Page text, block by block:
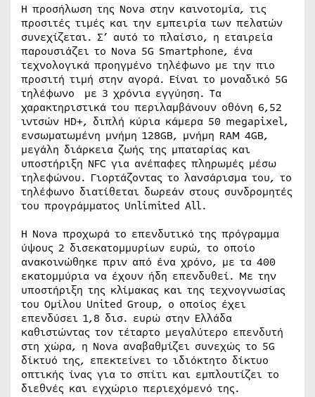
Η προσήλωση της Nova στην καινοτομία, τις
προσιτές τιμές και την εμπειρία των πελατών
συνεχίζεται. Σ’ αυτό το πλαίσιο, η εταιρεία
παρουσιάζει το Nova 5G Smartphone, ένα
τεχνολογικά προηγμένο τηλέφωνο με την πιο
προσιτή τιμή στην αγορά. Είναι το μοναδικό 5G
τηλέφωνο με 3 χρόνια εγγύηση. Τα
χαρακτηριστικά του περιλαμβάνουν οθόνη 6,52
ιντσών HD+, διπλή κύρια κάμερα 50 megapixel,
ενσωματωμένη μνήμη 128GB, μνήμη RAM 4GB,
μεγάλη διάρκεια ζωής της μπαταρίας και
υποστήριξη NFC για ανέπαφες πληρωμές μέσω
τηλεφώνου. Γιορτάζοντας το λανσάρισμα του, το
τηλέφωνο διατίθεται δωρεάν στους συνδρομητές
του προγράμματος Unlimited All.
Η Nova προχωρά το επενδυτικό της πρόγραμμα
ύψους 2 δισεκατομμυρίων ευρώ, το οποίο
ανακοινώθηκε πριν από ένα χρόνο, με τα 400
εκατομμύρια να έχουν ήδη επενδυθεί. Με την
υποστήριξη της κλίμακας και της τεχνογνωσίας
του Ομίλου United Group, ο οποίος έχει
επενδύσει 1,8 δισ. ευρώ στην Ελλάδα
καθιστώντας τον τέταρτο μεγαλύτερο επενδυτή
στη χώρα, η Nova αναβαθμίζει συνεχώς το 5G
δίκτυό της, επεκτείνει το ιδιόκτητο δίκτυο
οπτικής ίνας για το σπίτι και εμπλουτίζει το
διεθνές και εγχώριο περιεχόμενό της.